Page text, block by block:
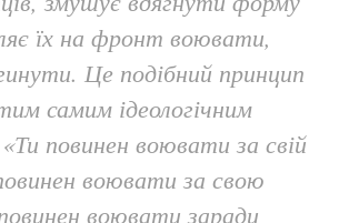
їх на фронт воювати,
Це подібний принцип
самим ідеологічним
повинен воювати за свій
воювати за свою
воювати заради